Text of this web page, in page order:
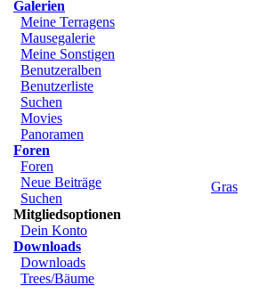
Galerien
Meine Terragens
Mausegalerie
Meine Sonstigen
Benutzeralben
Benutzerliste
Suchen
Movies
Panoramen
Foren
Foren
Neue Beiträge
Suchen
Mitgliedsoptionen
Dein Konto
Downloads
Downloads
Trees/Bäume
Gras